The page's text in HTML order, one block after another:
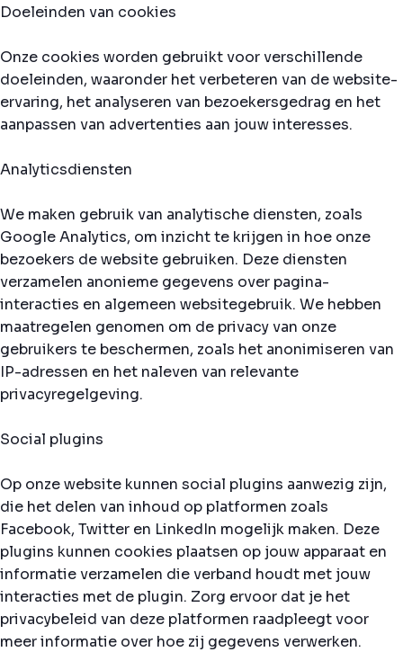
Doeleinden van cookies
Onze cookies worden gebruikt voor verschillende
doeleinden, waaronder het verbeteren van de website-
ervaring, het analyseren van bezoekersgedrag en het
aanpassen van advertenties aan jouw interesses.
Analyticsdiensten
We maken gebruik van analytische diensten, zoals
Google Analytics, om inzicht te krijgen in hoe onze
bezoekers de website gebruiken. Deze diensten
verzamelen anonieme gegevens over pagina-
interacties en algemeen websitegebruik. We hebben
maatregelen genomen om de privacy van onze
gebruikers te beschermen, zoals het anonimiseren van
IP-adressen en het naleven van relevante
privacyregelgeving.
Social plugins
Op onze website kunnen social plugins aanwezig zijn,
die het delen van inhoud op platformen zoals
Facebook, Twitter en LinkedIn mogelijk maken. Deze
plugins kunnen cookies plaatsen op jouw apparaat en
informatie verzamelen die verband houdt met jouw
interacties met de plugin. Zorg ervoor dat je het
privacybeleid van deze platformen raadpleegt voor
meer informatie over hoe zij gegevens verwerken.